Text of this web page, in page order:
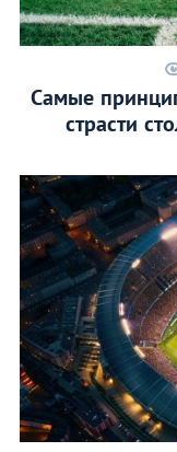
Самые
страсти